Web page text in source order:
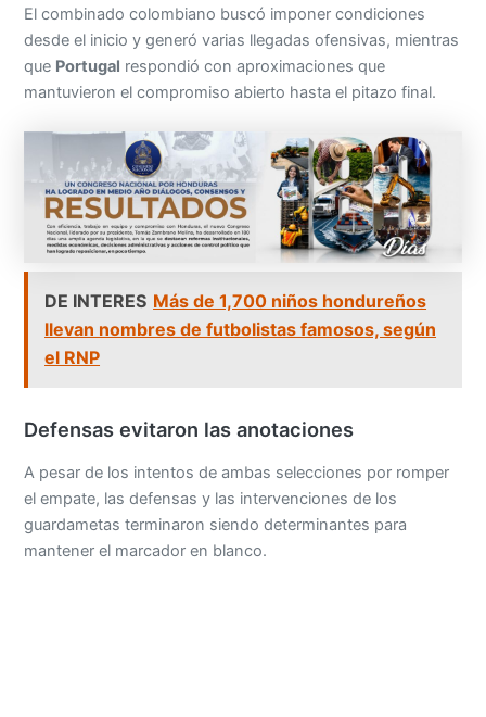
El combinado colombiano buscó imponer condiciones
desde el inicio y generó varias llegadas ofensivas, mientras
que Portugal respondió con aproximaciones que
mantuvieron el compromiso abierto hasta el pitazo final.
DE INTERES Más de 1,700 niños hondureños
llevan nombres de futbolistas famosos, según
el RNP
Defensas evitaron las anotaciones
A pesar de los intentos de ambas selecciones por romper
el empate, las defensas y las intervenciones de los
guardametas terminaron siendo determinantes para
mantener el marcador en blanco.